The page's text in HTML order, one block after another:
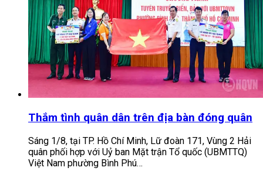
Thắm tình quân dân trên địa bàn đóng quân
Sáng 1/8, tại TP. Hồ Chí Minh, Lữ đoàn 171, Vùng 2 Hải
quân phối hợp với Uỷ ban Mặt trận Tổ quốc (UBMTTQ)
Việt Nam phường Bình Phú…